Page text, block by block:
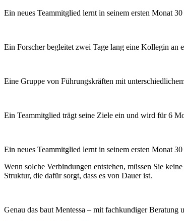
Ein neues Teammitglied lernt in seinem ersten Monat
Ein Forscher begleitet zwei Tage lang eine Kollegin an
Eine Gruppe von Führungskräften mit
Ein Teammitglied trägt seine Ziele ein und wird für 6
Ein neues Teammitglied lernt in seinem ersten Monat
Wenn solche Verbindungen entstehen, müssen Sie
Struktur, die dafür sorgt, dass es von Dauer ist.
Genau das baut Mentessa – mit fachkundiger Beratung